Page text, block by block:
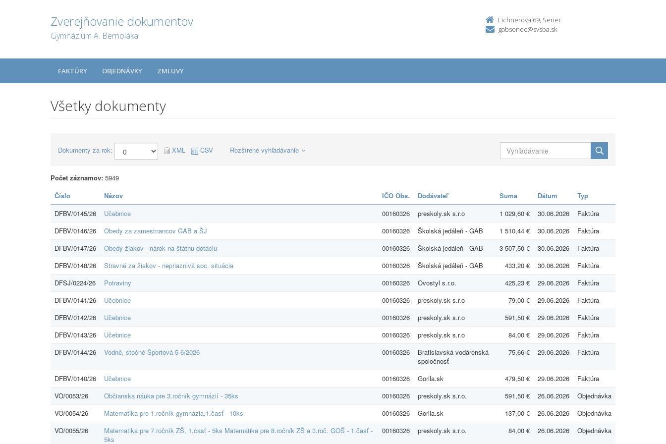
Zverejňovanie dokumentov
Gymnázium A. Bernoláka
Lichnerova 69, Senec
gabsenec@svsba.sk
FAKTÚRY OBJEDNÁVKY ZMLUVY
Všetky dokumenty
Dokumenty za rok: XML CSV Rozšírené vyhľadávanie
Počet záznamov: 5949
Číslo
Názov IČO Obs. Dodávateľ Suma Dátum
Typ
DFBV/0145/26
Učebnice 00160326 preskoly.sk s.r.o 1 029,60 € 30.06.2026
Faktúra
DFBV/0146/26
Obedy za zamestnancov GAB a ŠJ 00160326 Školská jedáleň - GAB 1 510,44 € 30.06.2026
Faktúra
DFBV/0147/26
Obedy žiakov - nárok na štátnu dotáciu 00160326 Školská jedáleň - GAB 3 507,50 € 30.06.2026
Faktúra
DFBV/0148/26
Stravné za žiakov - nepriaznivá soc. situácia 00160326 Školská jedáleň - GAB 433,20 € 30.06.2026
Faktúra
DFSJ/0224/26
Potraviny 00160326 Ovostyl s.r.o. 425,23 € 29.06.2026
Faktúra
DFBV/0141/26
Učebnice 00160326 preskoly.sk s.r.o 79,00 € 29.06.2026
Faktúra
DFBV/0142/26
Učebnice 00160326 preskoly.sk s.r.o 591,50 € 29.06.2026
Faktúra
DFBV/0143/26
Učebnice 00160326 preskoly.sk s.r.o 84,00 € 29.06.2026
Faktúra
DFBV/0144/26
Vodné, stočné Športová 5-6/2026 00160326
Bratislavská vodárenská
spoločnosť
75,66 € 29.06.2026 Faktúra
DFBV/0140/26 Učebnice 00160326 Gorila.sk 479,50 € 29.06.2026
Faktúra
VO/0053/26
Občianska náuka pre 3.ročník gymnázií - 35ks 00160326 preskoly.sk s.r.o. 591,50 € 26.06.2026
Objednávka
VO/0054/26
Matematika pre 1.ročník gymnázia,1.časť - 10ks 00160326 Gorila.sk 137,00 € 26.06.2026
Objednávka
VO/0055/26
Matematika pre 7.ročník ZŠ, 1.časť - 5ks Matematika pre 8.ročník ZŠ a 3.roč. GOŠ - 1.časť -
5ks
00160326 preskoly.sk s.r.o. 84,00 € 26.06.2026 Objednávka